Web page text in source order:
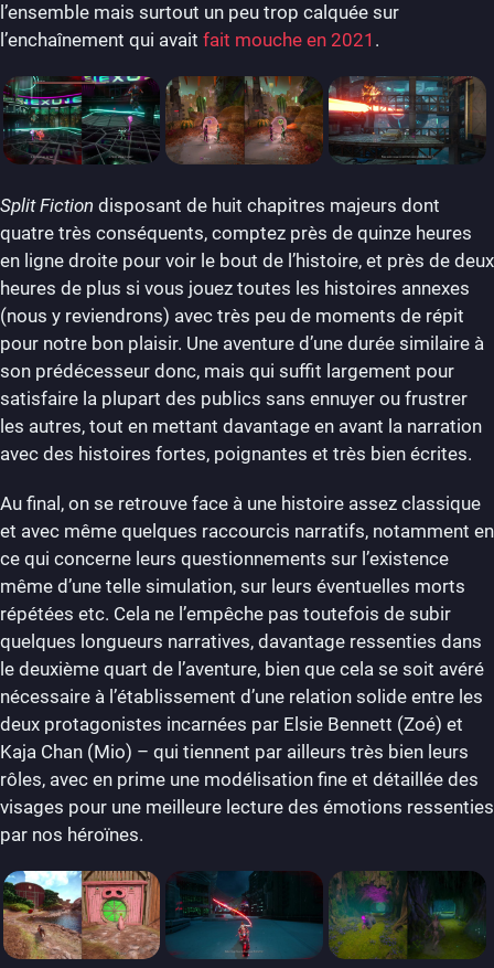
l’ensemble mais surtout un peu trop calquée sur
l’enchaînement qui avait fait mouche en 2021 .
Split Fiction disposant de huit chapitres majeurs dont
quatre très conséquents, comptez près de quinze heures
en ligne droite pour voir le bout de l’histoire, et près de deux
heures de plus si vous jouez toutes les histoires annexes
(nous y reviendrons) avec très peu de moments de répit
pour notre bon plaisir. Une aventure d’une durée similaire à
son prédécesseur donc, mais qui suffit largement pour
satisfaire la plupart des publics sans ennuyer ou frustrer
les autres, tout en mettant davantage en avant la narration
avec des histoires fortes, poignantes et très bien écrites.
Au final, on se retrouve face à une histoire assez classique
et avec même quelques raccourcis narratifs, notamment en
ce qui concerne leurs questionnements sur l’existence
même d’une telle simulation, sur leurs éventuelles morts
répétées etc. Cela ne l’empêche pas toutefois de subir
quelques longueurs narratives, davantage ressenties dans
le deuxième quart de l’aventure, bien que cela se soit avéré
nécessaire à l’établissement d’une relation solide entre les
deux protagonistes incarnées par Elsie Bennett (Zoé) et
Kaja Chan (Mio) – qui tiennent par ailleurs très bien leurs
rôles, avec en prime une modélisation fine et détaillée des
visages pour une meilleure lecture des émotions ressenties
par nos héroïnes.